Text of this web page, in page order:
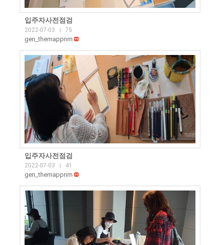
입주자사전점검
2022-07-03 75
gen_themappnm
입주자사전점검
2022-07-03 41
gen_themappnm